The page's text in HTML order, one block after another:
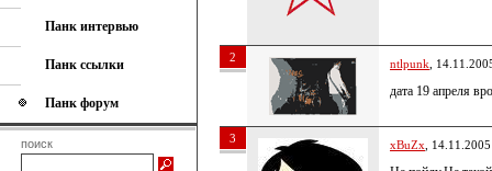
Панк интервью
Панк ссылки
Панк форум
поиск
2 ntlpunk ,
дата 19 апреля
3 xBuZx ,